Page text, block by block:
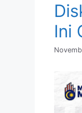
Ini